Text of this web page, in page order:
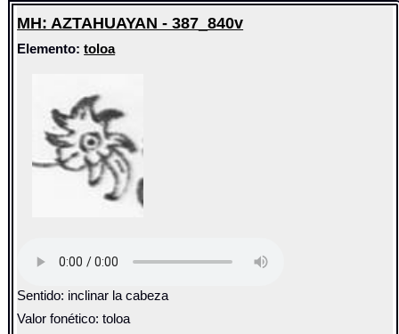
MH: AZTAHUAYAN - 387_840v
Elemento:toloa
Sentido: inclinar la cabeza
Valor fonético: toloa